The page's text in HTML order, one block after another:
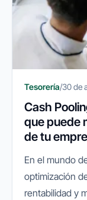
Tesorería/30 de
Cash
que puede
de tu
En el mundo
optimización
rentabilidad y